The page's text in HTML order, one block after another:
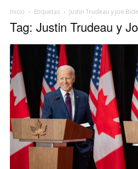
Inicio Etiquetas Justin Trudeau y Joe
Tag: Justin Trudeau y